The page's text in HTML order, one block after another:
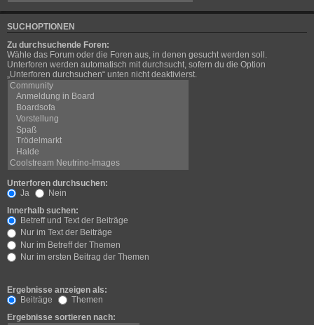
SUCHOPTIONEN
Zu durchsuchende Foren:
Wähle das Forum oder die Foren aus, in denen gesucht werden soll.
Unterforen werden automatisch mit durchsucht, sofern du die Option
„Unterforen durchsuchen“ unten nicht deaktivierst.
Unterforen durchsuchen:
Ja
Nein
Innerhalb suchen:
Betreff und Text der Beiträge
Nur im Text der Beiträge
Nur im Betreff der Themen
Nur im ersten Beitrag der Themen
Ergebnisse anzeigen als:
Beiträge
Themen
Ergebnisse sortieren nach: